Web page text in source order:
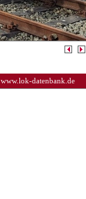
www.lok-datenbank.de